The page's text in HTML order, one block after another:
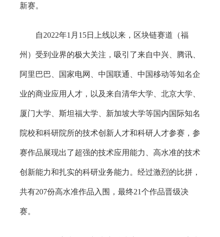
新赛。
自2022年1月15日上线以来，区块链赛道（福
州）受到业界的极大关注，吸引了来自中兴、腾讯、
阿里巴巴、国家电网、中国联通、中国移动等知名企
业的商业应用人才，以及来自清华大学、北京大学、
厦门大学、斯坦福大学、新加坡大学等国内国际知名
院校和科研院所的技术创新人才和科研人才参赛，参
赛作品展现出了超强的技术应用能力、高水准的技术
创新能力和扎实的科研业务能力。经过激烈的比拼，
共有207份高水准作品入围，最终21个作品晋级决
赛。